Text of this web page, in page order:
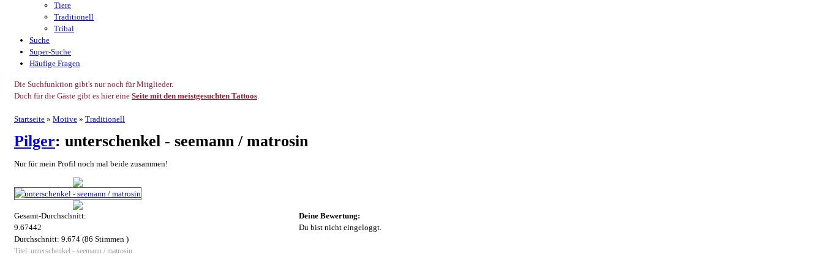
Tiere
Traditionell
Tribal
Suche
Super-Suche
Häufige Fragen
Die Suchfunktion gibt's nur noch für Mitglieder.
Doch für die Gäste gibt es hier eine Seite mit den meistgesuchten Tattoos.
Startseite » Motive » Traditionell
Pilger: unterschenkel - seemann / matrosin
Nur für mein Profil noch mal beide zusammen!
Gesamt-Durchschnitt:
9.67442
Durchschnitt: 9.674 (86 Stimmen )
Deine Bewertung:
Du bist nicht eingeloggt.
Titel: unterschenkel - seemann / matrosin